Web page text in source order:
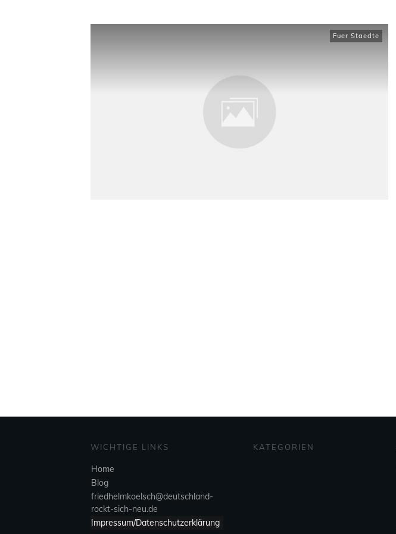
Fuer Staedte
WICHTIGE LINKS
Home
Blog
friedhelmkoelsch@deutschland-
rockt-sich-neu.de
Impressum/Datenschutzerklärung
KATEGORIEN